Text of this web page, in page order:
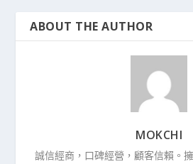
ABOUT THE AUTHOR
MOKCHI
誠信經商，口碑經營，顧客信賴。